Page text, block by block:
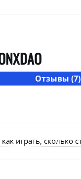
Отзывы (7)
играть, сколько